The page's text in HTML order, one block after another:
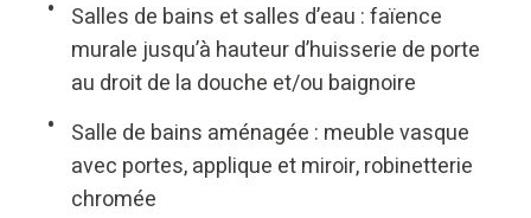
Salles de bains et salles d’eau : faïence
murale jusqu’à hauteur d’huisserie de porte
au droit de la douche et/ou baignoire
Salle de bains aménagée : meuble vasque
avec portes, applique et miroir, robinetterie
chromée